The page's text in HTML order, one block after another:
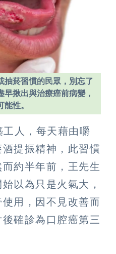
抽菸習慣的民眾，別忘了
揪出與治療癌前病變，
性。
人，每天藉由嚼
提振精神，此習慣
約半年前，王先生
以為只是火氣大，
用，因不見改善而
確診為口腔癌第三